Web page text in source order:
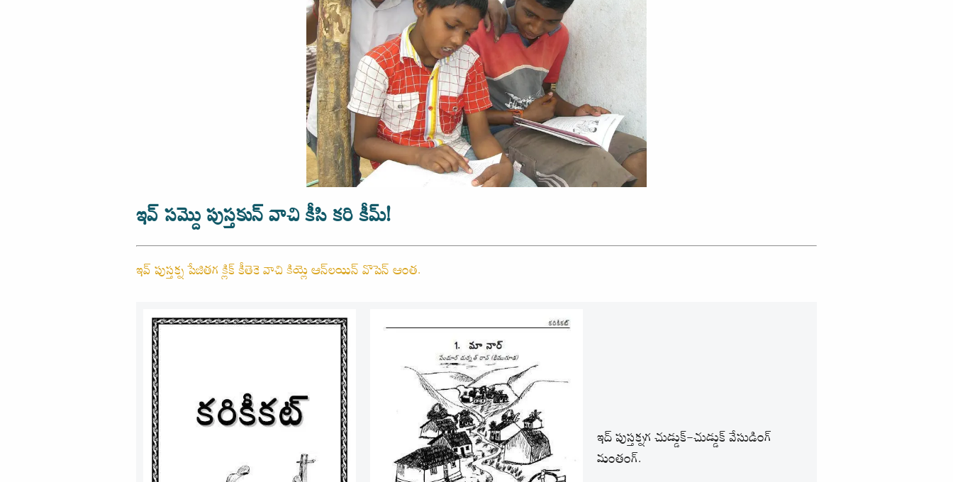
ఇవ్ సమ్దొ పుస్తకున్ వాచి కీసి కరి కీమ్!
ఇవ్ పుస్తక్న పేజితగ క్లిక్ కీతెకె వాచి కియ్లె ఆన్‌లయిన్ వొపెన్ ఆంత.
ఇద్ పుస్తక్నగ చుడ్డుక్-చుడ్డుక్ వేసుడింగ్
మంతంగ్.